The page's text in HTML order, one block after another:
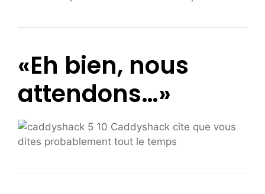
«Eh bien, nous
attendons…»